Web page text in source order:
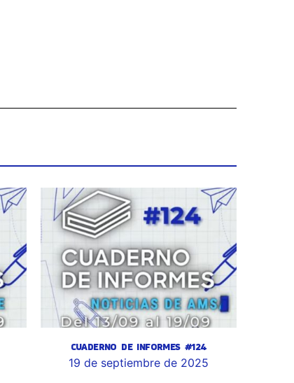
CUADERNO DE INFORMES #124
19 de septiembre de 2025